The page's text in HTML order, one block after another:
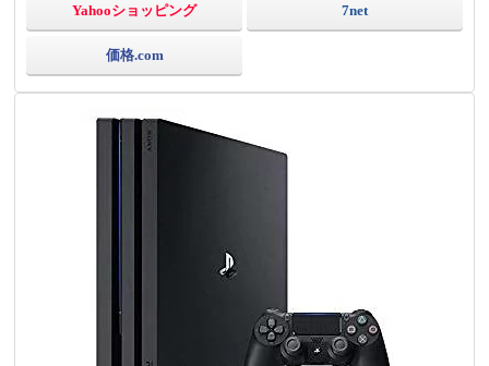
Yahooショッピング 7net
価格.com